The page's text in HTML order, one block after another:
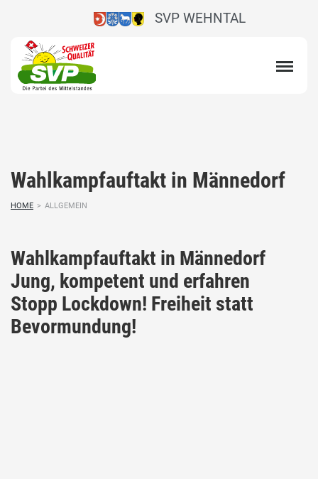
SVP WEHNTAL
Wahlkampfauftakt in Männedorf
HOME > ALLGEMEIN
Wahlkampfauftakt in Männedorf
Jung, kompetent und erfahren
Stopp Lockdown! Freiheit statt
Bevormundung!